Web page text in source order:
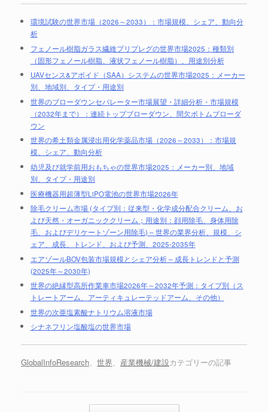
環境試験の世界市場（2026～2033）：市場規模、シェア、動向分
析
フェノール樹脂ガラス繊維プリプレグの世界市場2025：種類別
（固形フェノール樹脂、液状フェノール樹脂）、用途別分析
UAVセンス&アボイド（SAA）システムの世界市場2025：メーカー
別、地域別、タイプ・用途別
世界のブローダウンセパレーター市場展望・詳細分析・市場規模
（2032年まで）：連続トップブローダウン、間欠ボトムブローダ
ウン
世界の希土類金属浸出用化学薬品市場（2026～2033）：市場規
模、シェア、動向分析
幼児及び就学前用おもちゃの世界市場2025：メーカー別、地域
別、タイプ・用途別
医療機器用超薄型LiPO電池の世界市場2026年
除毛クリーム市場 (タイプ別：従来型・化学成分配合クリーム、お
よび天然・オーガニッククリーム；用途別：顔用除毛、身体用除
毛、およびデリケートゾーン用除毛) – 世界の業界分析、規模、シ
ェア、成長、トレンド、および予測、2025-2035年
エアゾールBOV包装市場規模とシェア分析 – 成長トレンドと予測
(2025年～2030年)
世界の絶縁型高所作業車市場2026年～2032年予測：タイプ別（ス
トレートアーム、アーティキュレーテッドアーム、その他）
世界の次亜塩素酸ナトリウム溶液市場
シナネフリン塩酸塩の世界市場
GlobalInfoResearch、 世界、 産業機械/建設カテゴリーの記事